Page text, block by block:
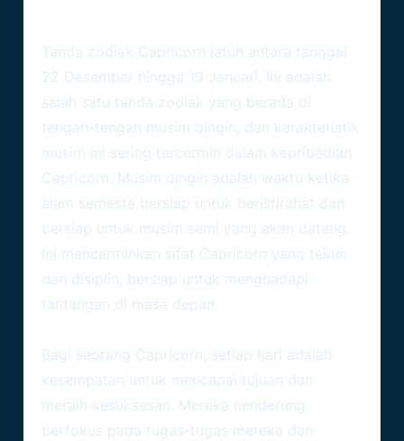
Tanda zodiak Capricorn jatuh antara tanggal
22 Desember hingga 19 Januari. Ini adalah
salah satu tanda zodiak yang berada di
tengah-tengah musim dingin, dan karakteristik
musim ini sering tercermin dalam kepribadian
Capricorn. Musim dingin adalah waktu ketika
alam semesta bersiap untuk beristirahat dan
bersiap untuk musim semi yang akan datang.
Ini mencerminkan sifat Capricorn yang tekun
dan disiplin, bersiap untuk menghadapi
tantangan di masa depan.
Bagi seorang Capricorn, setiap hari adalah
kesempatan untuk mencapai tujuan dan
meraih kesuksesan. Mereka cenderung
berfokus pada tugas-tugas mereka dan